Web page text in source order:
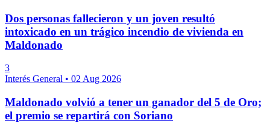
Dos personas fallecieron y un joven resultó
intoxicado en un trágico incendio de vivienda en
Maldonado
3
Interés General • 02 Aug 2026
Maldonado volvió a tener un ganador del 5 de Oro;
el premio se repartirá con Soriano